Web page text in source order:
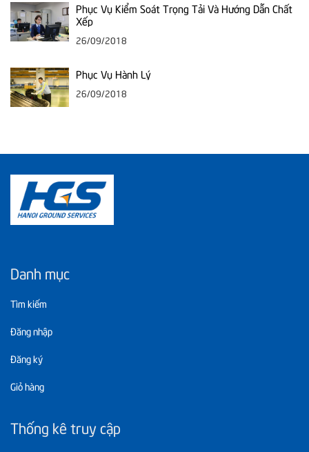
Phục Vụ Kiểm Soát Trọng Tải Và Hướng Dẫn Chất
Xếp
26/09/2018
Phục Vụ Hành Lý
26/09/2018
Danh mục
Tìm kiếm
Đăng nhập
Đăng ký
Giỏ hàng
Thống kê truy cập